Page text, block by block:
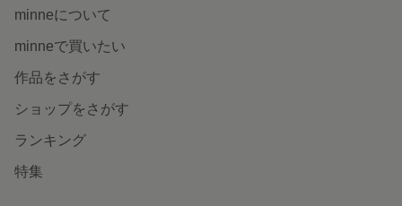
minneについて
minneで買いたい
作品をさがす
ショップをさがす
ランキング
特集